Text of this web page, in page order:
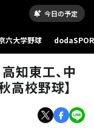
今日の予定
六大学野球
知東工、中
高校野球】